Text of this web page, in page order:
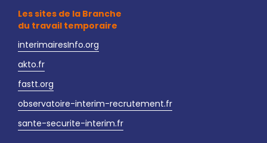
Les sites de la Branche
du travail temporaire
interimairesInfo.org
akto.fr
fastt.org
observatoire-interim-recrutement.fr
sante-securite-interim.fr